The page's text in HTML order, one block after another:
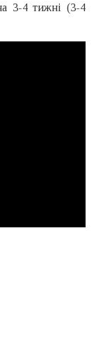
3-4 тижні (3-4